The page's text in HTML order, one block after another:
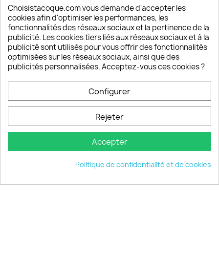
Depuis 2009, entre 92% et 94% de nos clients
sont satisfaits de nos produits
Un SAV à votre écoute
Notre SAV est disponible 6/7J de 10h à 18H
keyboard_arrow_down
© 2026 - choisistacoque.com
Choisistacoque.com vous demande d'accepter les
cookies afin d'optimiser les performances, les
fonctionnalités des réseaux sociaux et la pertinence de la
publicité. Les cookies tiers liés aux réseaux sociaux et à la
publicité sont utilisés pour vous offrir des fonctionnalités
optimisées sur les réseaux sociaux, ainsi que des
publicités personnalisées. Acceptez-vous ces cookies ?
Configurer
Rejeter
Accepter
Politique de confidentialité et de cookies